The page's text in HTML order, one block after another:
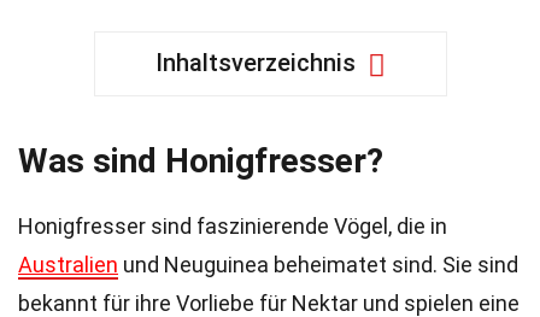
Inhaltsverzeichnis
Was sind Honigfresser?
Honigfresser sind faszinierende Vögel, die in
Australien und Neuguinea beheimatet sind. Sie sind
bekannt für ihre Vorliebe für Nektar und spielen eine